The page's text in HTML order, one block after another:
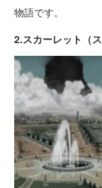
物語です。
2.スカーレット（